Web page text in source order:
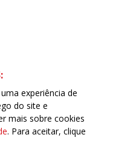
experiência de
do site e
mais sobre cookies
. Para aceitar, clique